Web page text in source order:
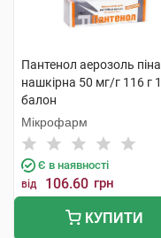
Пантенол аерозоль піна
нашкірна 50 мг/г 116 г 1
балон
Мікрофарм
Є в наявності
від 106.60 грн
КУПИТИ